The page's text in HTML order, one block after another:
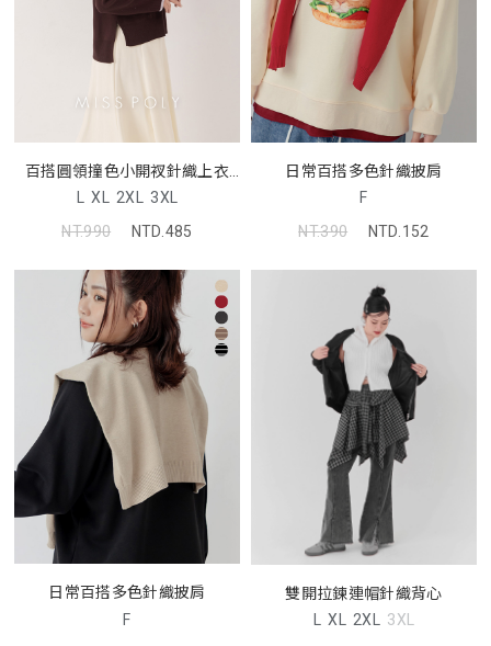
百搭圓領撞色小開衩針織上衣
MISS
L XL 2XL 3XL
NT.990
NTD.485
日常百搭多色針織披肩
F
NT.390
NTD.152
日常百搭多色針織披肩
F
雙開拉鍊連帽針織背心
L XL 2XL 3XL